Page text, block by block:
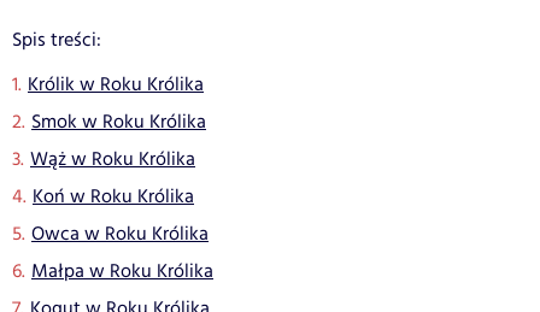
Spis treści:
Królik w Roku Królika
Smok w Roku Królika
Wąż w Roku Królika
Koń w Roku Królika
Owca w Roku Królika
Małpa w Roku Królika